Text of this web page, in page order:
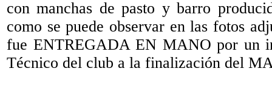
con manchas de pasto y barro
como se puede observar en las fotos
fue ENTREGADA EN MANO por un
Técnico del club a la finalización del